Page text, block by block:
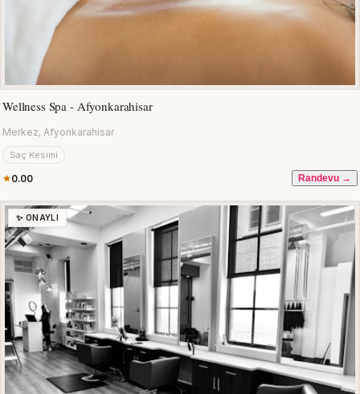
Wellness Spa - Afyonkarahisar
Merkez, Afyonkarahisar
Saç Kesimi
0.00 Randevu →
✨ ONAYLI